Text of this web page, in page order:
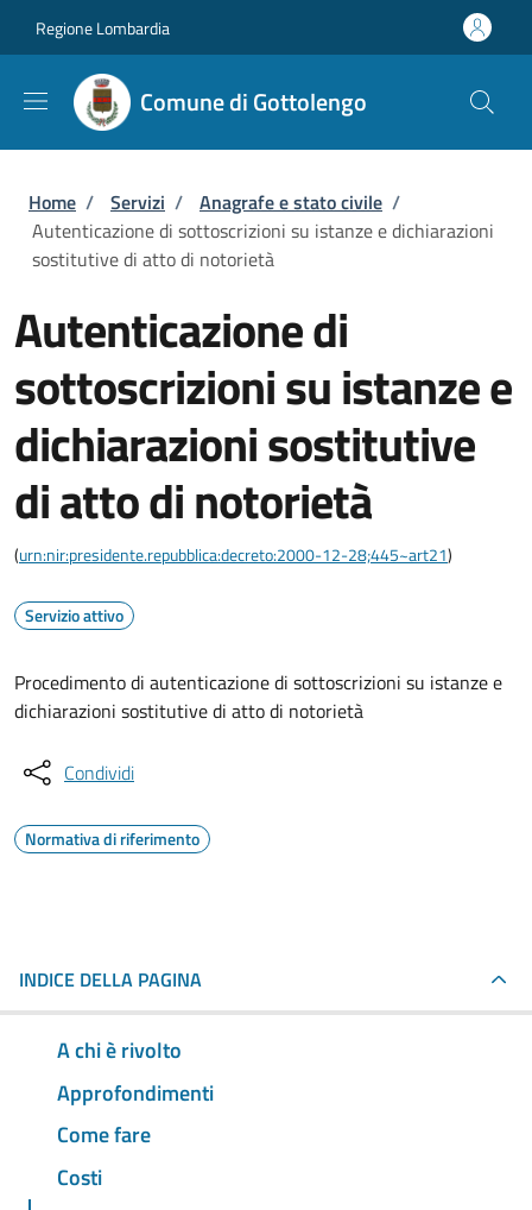
Regione Lombardia
Comune di Gottolengo
Briciole di pane
Home / Servizi / Anagrafe e stato civile /
Autenticazione di sottoscrizioni su istanze e dichiarazioni
sostitutive di atto di notorietà
Autenticazione di
sottoscrizioni su istanze e
dichiarazioni sostitutive
di atto di notorietà
(urn:nir:presidente.repubblica:decreto:2000-12-28;445~art21)
Servizio attivo
Procedimento di autenticazione di sottoscrizioni su istanze e
dichiarazioni sostitutive di atto di notorietà
Condividi
Normativa di riferimento
INDICE DELLA PAGINA
A chi è rivolto
Approfondimenti
Come fare
Costi